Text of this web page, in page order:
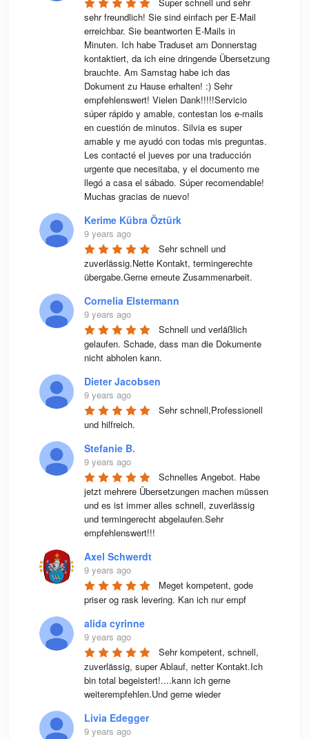
sehr freundlich! Sie sind einfach per E-Mail
erreichbar. Sie beantworten E-Mails in
Minuten. Ich habe Traduset am Donnerstag
kontaktiert, da ich eine dringende Übersetzung
brauchte. Am Samstag habe ich das
Dokument zu Hause erhalten! :) Sehr
empfehlenswert! Vielen Dank!!!!!Servicio
súper rápido y amable, contestan los e-mails
en cuestión de minutos. Silvia es super
amable y me ayudó con todas mis preguntas.
Les contacté el jueves por una traducción
urgente que necesitaba, y el documento me
llegó a casa el sábado. Súper recomendable!
Muchas gracias de nuevo!
Kerime Kübra Öztürk
9 years ago
Sehr schnell und
zuverlässig.Nette Kontakt, termingerechte
übergabe.Gerne erneute Zusammenarbeit.
Cornelia Elstermann
9 years ago
Schnell und verläßlich
gelaufen. Schade, dass man die Dokumente
nicht abholen kann.
Dieter Jacobsen
9 years ago
Sehr schnell,Professionell
und hilfreich.
Stefanie B.
9 years ago
Schnelles Angebot. Habe
jetzt mehrere Übersetzungen machen müssen
und es ist immer alles schnell, zuverlässig
und termingerecht abgelaufen.Sehr
empfehlenswert!!!
Axel Schwerdt
9 years ago
Meget kompetent, gode
priser og rask levering. Kan ich nur empf
alida cyrinne
9 years ago
Sehr kompetent, schnell,
zuverlässig, super Ablauf, netter Kontakt.Ich
bin total begeistert!....kann ich gerne
weiterempfehlen.Und gerne wieder
Livia Edegger
9 years ago